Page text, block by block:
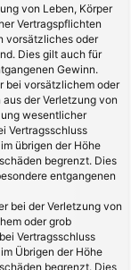
von Leben, Körper
Vertragspflichten
vorsätzliches oder
Dies gilt auch für
Gewinn.
bei vorsätzlichem oder
der Verletzung von
wesentlicher
Vertragsschluss
übrigen der Höhe
begrenzt. Dies
entgangenen
bei der Verletzung von
oder grob
Vertragsschluss
Übrigen der Höhe
begrenzt. Dies